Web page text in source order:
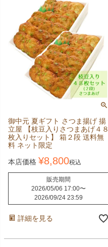
御中元 夏ギフト さつま揚げ 揚
立屋 【枝豆入りさつまあげ４８
枚入りセット】 箱２段 送料無
料 ネット限定
本店価格 ¥8,800税込
販売期間
2026/05/06 17:00〜
2026/09/24 23:59
詳細を見る